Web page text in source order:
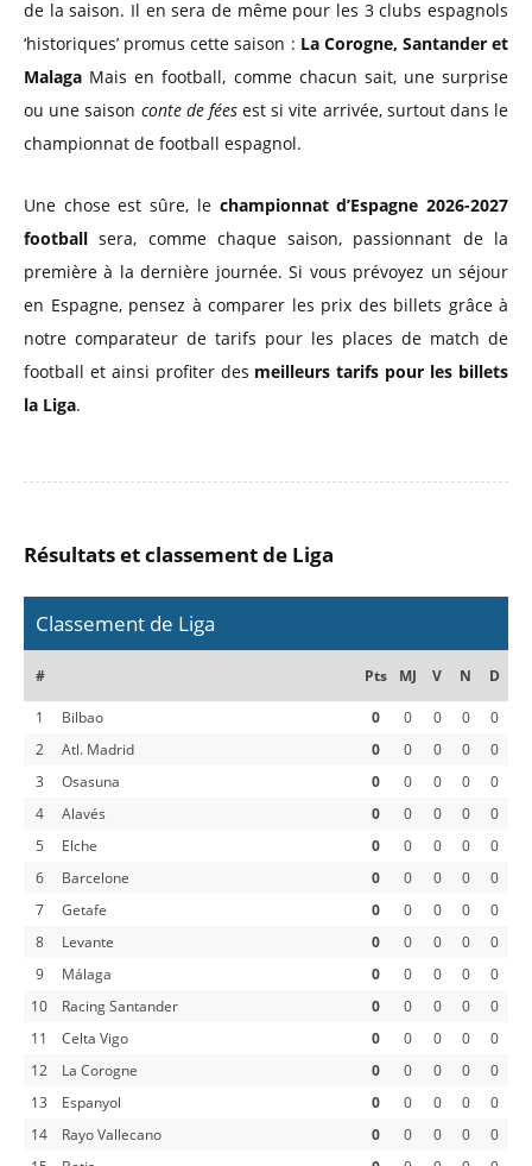
de la saison. Il en sera de même pour les 3 clubs espagnols
‘historiques’ promus cette saison : La Corogne, Santander et
Malaga Mais en football, comme chacun sait, une surprise
ou une saison conte de féesest si vite arrivée, surtout dans le
championnat de football espagnol.
Une chose est sûre, le championnat d’Espagne 2026-2027
football sera, comme chaque saison, passionnant de la
première à la dernière journée. Si vous prévoyez un séjour
en Espagne, pensez à comparer les prix des billets grâce à
notre comparateur de tarifs pour les places de match de
football et ainsi profiter des meilleurs tarifs pour les billets
la Liga.
Résultats et classement de Liga
Classement de Liga
# Pts MJ V N D
1 Bilbao 0 0 0 0
0
2
Atl. Madrid 0 0 0 0
0
3
Osasuna 0 0 0 0
0
4
Alavés 0 0 0 0
0
5
Elche 0 0 0 0
0
6
Barcelone 0 0 0 0
0
7
Getafe 0 0 0 0
0
8
Levante 0 0 0 0
0
9
Málaga 0 0 0 0
0
10
Racing Santander 0 0 0 0
0
11
Celta Vigo 0 0 0 0
0
12
La Corogne 0 0 0 0
0
13
Espanyol 0 0 0 0
0
14
Rayo Vallecano 0 0 0 0
0